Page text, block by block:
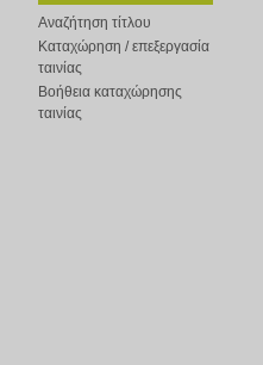
Αναζήτηση τίτλου
Καταχώρηση / επεξεργασία
ταινίας
Βοήθεια καταχώρησης
ταινίας